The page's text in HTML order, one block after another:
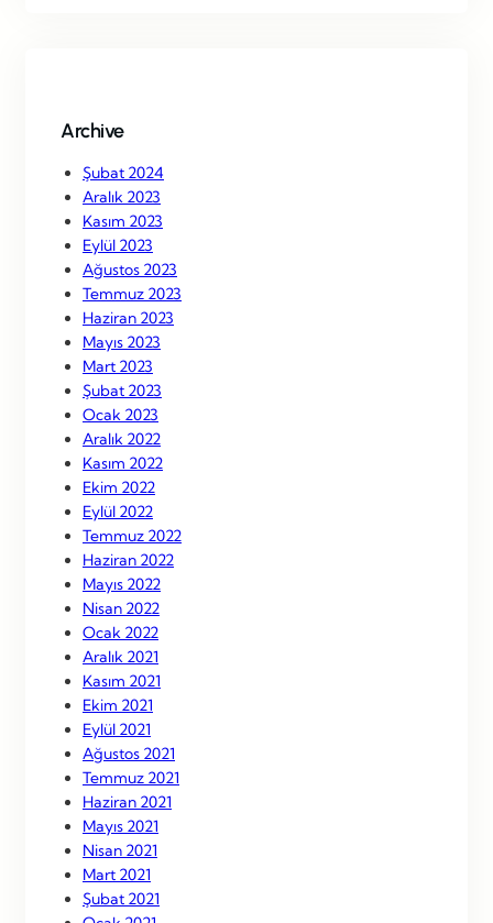
Archive
Şubat 2024
Aralık 2023
Kasım 2023
Eylül 2023
Ağustos 2023
Temmuz 2023
Haziran 2023
Mayıs 2023
Mart 2023
Şubat 2023
Ocak 2023
Aralık 2022
Kasım 2022
Ekim 2022
Eylül 2022
Temmuz 2022
Haziran 2022
Mayıs 2022
Nisan 2022
Ocak 2022
Aralık 2021
Kasım 2021
Ekim 2021
Eylül 2021
Ağustos 2021
Temmuz 2021
Haziran 2021
Mayıs 2021
Nisan 2021
Mart 2021
Şubat 2021